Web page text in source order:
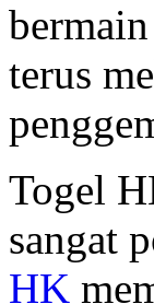
terus
Togel
sangat
HK